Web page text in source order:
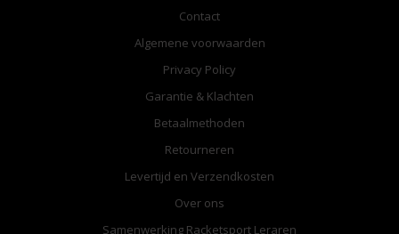
Contact
Algemene voorwaarden
Privacy Policy
Garantie & Klachten
Betaalmethoden
Retourneren
Levertijd en Verzendkosten
Over ons
Samenwerking Racketsport Leraren